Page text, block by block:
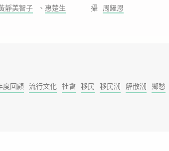
靜美智子 、 惠楚生 周耀恩
度回顧 流行文化 社會 移民 移民潮 解散潮 鄉愁